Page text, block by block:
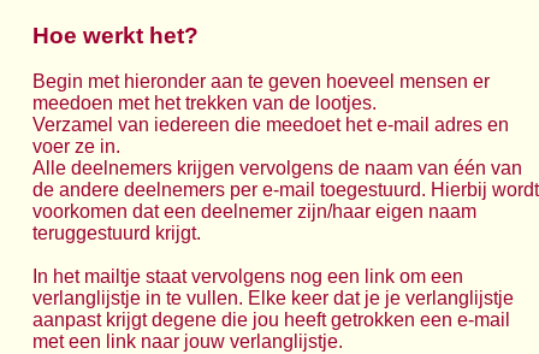
Hoe werkt het?
Begin met hieronder aan te geven hoeveel mensen er
meedoen met het trekken van de lootjes.
Verzamel van iedereen die meedoet het e-mail adres en
voer ze in.
Alle deelnemers krijgen vervolgens de naam van één van
de andere deelnemers per e-mail toegestuurd. Hierbij wordt
voorkomen dat een deelnemer zijn/haar eigen naam
teruggestuurd krijgt.
In het mailtje staat vervolgens nog een link om een
verlanglijstje in te vullen. Elke keer dat je je verlanglijstje
aanpast krijgt degene die jou heeft getrokken een e-mail
met een link naar jouw verlanglijstje.